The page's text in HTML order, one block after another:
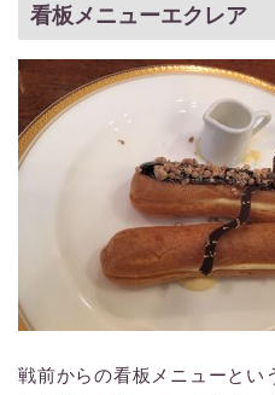
看板メニューエクレア
戦前からの看板メニューとい